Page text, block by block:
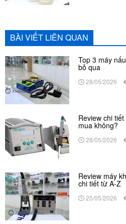
BÀI VIẾT LIÊN QUAN
Top 3 máy
bỏ qua
28/05/2026
Review chi
mua không?
28/05/2026
Review máy
chi tiết từ A-Z
25/05/2026